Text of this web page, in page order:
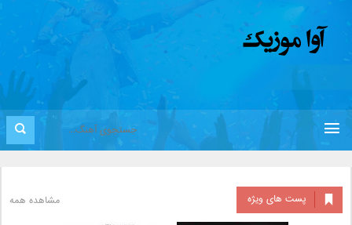
پست های ویژه مشاهده همه